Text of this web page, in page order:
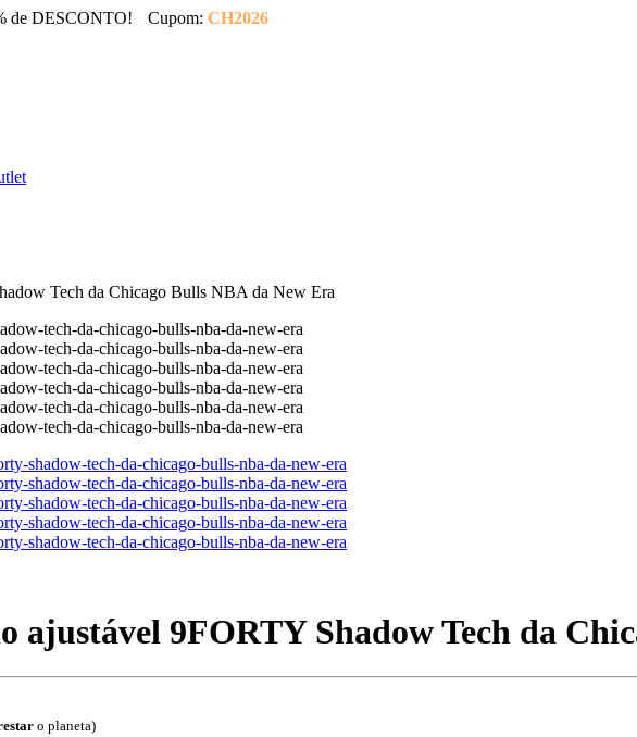
de DESCONTO! Cupom: CH2026
Tech da Chicago Bulls NBA da New Era
ajustável 9FORTY Shadow Tech da
o planeta)